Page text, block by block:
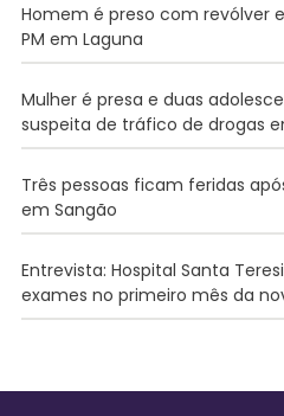
Homem é preso com revólver
PM em Laguna
Mulher é presa e duas
suspeita de tráfico de drogas
Três pessoas ficam feridas
em Sangão
Entrevista: Hospital Santa
exames no primeiro mês da